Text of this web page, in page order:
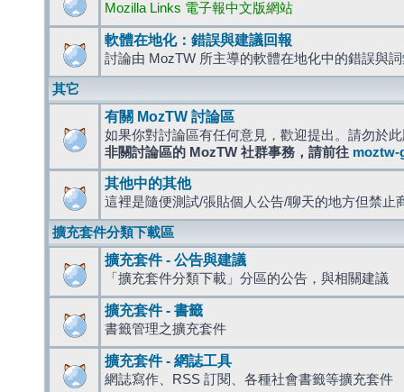
Mozilla Links 電子報中文版網站
軟體在地化：錯誤與建議回報
討論由 MozTW 所主導的軟體在地化中的錯誤與
其它
有關 MozTW 討論區
如果你對討論區有任何意見，歡迎提出。請勿於
非關討論區的 MozTW 社群事務，請前往 moztw-
其他中的其他
這裡是隨便測試/張貼個人公告/聊天的地方但禁止
擴充套件分類下載區
擴充套件 - 公告與建議
「擴充套件分類下載」分區的公告，與相關建議
擴充套件 - 書籤
書籤管理之擴充套件
擴充套件 - 網誌工具
網誌寫作、RSS 訂閱、各種社會書籤等擴充套件